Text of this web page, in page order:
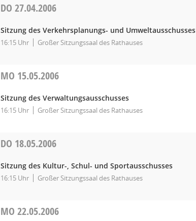
DO27.04.2006
Sitzung des Verkehrsplanungs- und Umweltausschusses
16:15 Uhr Großer Sitzungssaal des Rathauses
MO 15.05.2006
Sitzung des Verwaltungsausschusses
16:15 Uhr Großer Sitzungssaal des Rathauses
DO 18.05.2006
Sitzung des Kultur-, Schul- und Sportausschusses
16:15 Uhr Großer Sitzungssaal des Rathauses
MO22.05.2006